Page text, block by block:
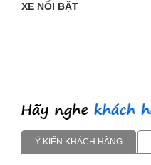
XE NỔI BẬT
Ý KIẾN KHÁCH HÀNG